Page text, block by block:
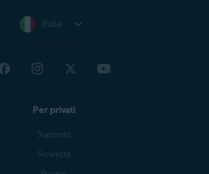
Italia
Per privati
Supporto
Sicurezza